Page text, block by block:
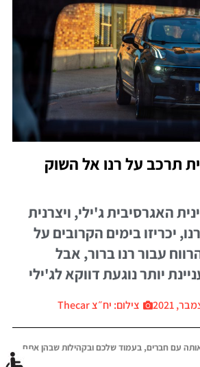
תרכב על רנו אל השוק
האגרסיבית ג'ילי, ויצרנית
יכריזו בימים הקרובים על
עבור רנו ברור, אבל
יותר נוגעת דווקא לג'ילי
צילום: יח״צ Thecar
עם חברים, בעמוד שלכם ובקהילות שבהן אתם